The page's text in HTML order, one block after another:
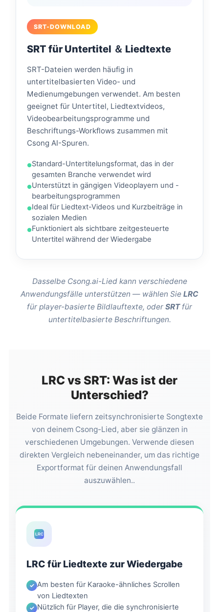
SRT-DOWNLOAD
SRT für Untertitel ＆ Liedtexte
SRT-Dateien werden häufig in
untertitelbasierten Video- und
Medienumgebungen verwendet. Am besten
geeignet für Untertitel, Liedtextvideos,
Videobearbeitungsprogramme und
Beschriftungs-Workflows zusammen mit
Csong AI-Spuren.
Standard-Untertitelungsformat, das in der
gesamten Branche verwendet wird
Unterstützt in gängigen Videoplayern und -
bearbeitungsprogrammen
Ideal für Liedtext-Videos und Kurzbeiträge in
sozialen Medien
Funktioniert als sichtbare zeitgesteuerte
Untertitel während der Wiedergabe
Dasselbe Csong.ai-Lied kann verschiedene
Anwendungsfälle unterstützen — wählen Sie LRC
für player-basierte Bildlauftexte, oder SRTfür
untertitelbasierte Beschriftungen.
LRC vs SRT: Was ist der
Unterschied?
Beide Formate liefern zeitsynchronisierte Songtexte
von deinem Csong-Lied, aber sie glänzen in
verschiedenen Umgebungen. Verwende diesen
direkten Vergleich nebeneinander, um das richtige
Exportformat für deinen Anwendungsfall
auszuwählen..
LRC
LRC für Liedtexte zur Wiedergabe
Am besten für Karaoke-ähnliches Scrollen
von Liedtexten
Nützlich für Player, die die synchronisierte